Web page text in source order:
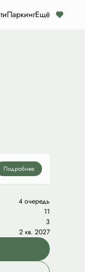
ПаркингЕщё
Забронировать
Подробнее
4 очередь
11
3
2 кв. 2027